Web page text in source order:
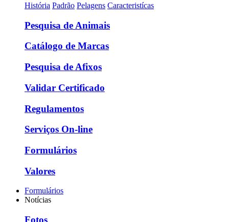
História Padrão Pelagens Caracteristícas
Pesquisa de Animais
Catálogo de Marcas
Pesquisa de Afixos
Validar Certificado
Regulamentos
Serviços On-line
Formulários
Valores
Formulários
Notícias
Fotos